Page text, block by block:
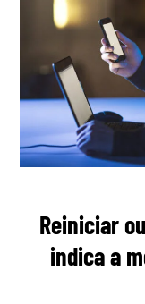
Reiniciar
indica a